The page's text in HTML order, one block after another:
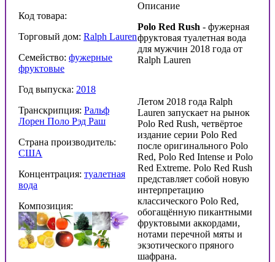
Код товара:
Торговый дом: Ralph Lauren
Семейство: фужерные
фруктовые
Год выпуска: 2018
Транскрипция: Ральф
Лорен Поло Рэд Раш
Страна производитель:
США
Концентрация: туалетная
вода
Композиция:
Описание
Polo Red Rush - фужерная
фруктовая туалетная вода
для мужчин 2018 года от
Ralph Lauren
Летом 2018 года Ralph
Lauren запускает на рынок
Polo Red Rush, четвёртое
издание серии Polo Red
после оригинального Polo
Red, Polo Red Intense и Polo
Red Extreme. Polo Red Rush
представляет собой новую
интерпретацию
классического Polo Red,
обогащённую пикантными
фруктовыми аккордами,
нотами перечной мяты и
экзотического пряного
шафрана.